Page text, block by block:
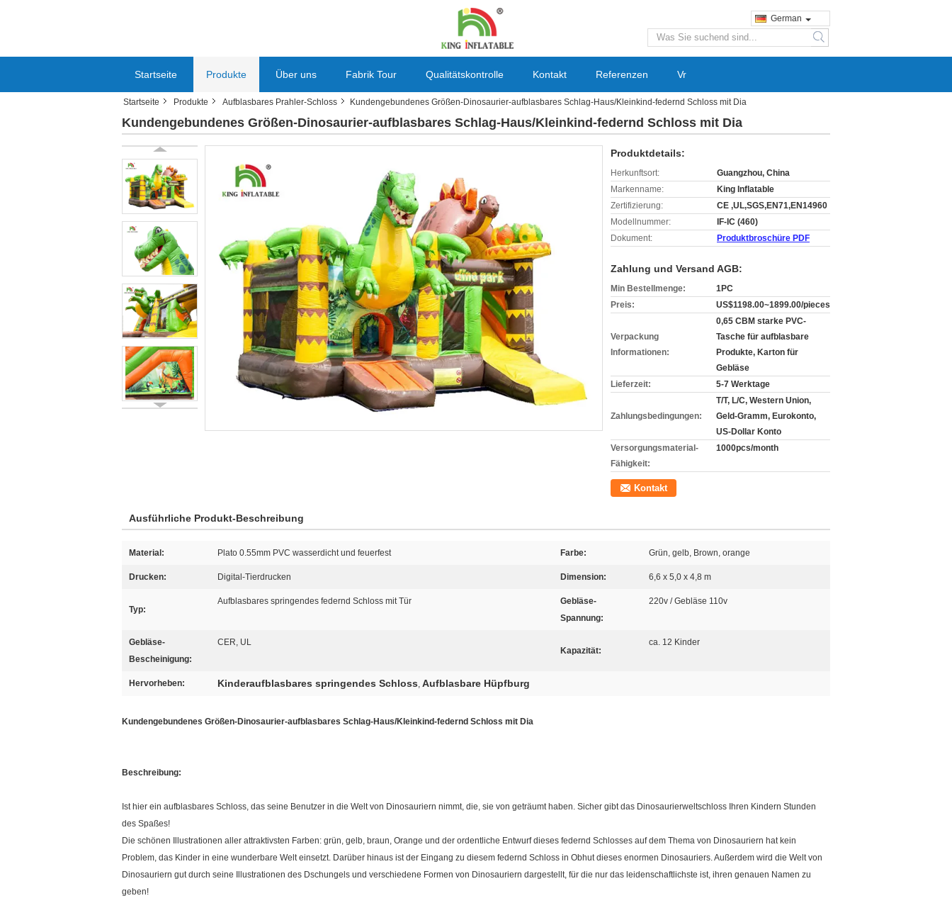
German
search
Startseite Produkte Über uns Fabrik Tour Qualitätskontrolle Kontakt Referenzen Vr
Startseite Produkte Aufblasbares Prahler-Schloss Kundengebundenes Größen-Dinosaurier-aufblasbares Schlag-Haus/Kleinkind-federnd Schloss mit Dia
Kundengebundenes Größen-Dinosaurier-aufblasbares Schlag-Haus/Kleinkind-federnd Schloss mit Dia
Produktdetails:
Herkunftsort:
Guangzhou, China
Markenname:
King Inflatable
Zertifizierung:
CE ,UL,SGS,EN71,EN14960
Modellnummer:
IF-IC (460)
Dokument:
Produktbroschüre PDF
Zahlung und Versand AGB:
Min Bestellmenge:
1PC
Preis:
US$1198.00~1899.00/pieces
Verpackung
Informationen:
0,65 CBM starke PVC-
Tasche für aufblasbare
Produkte, Karton für
Gebläse
Lieferzeit:
5-7 Werktage
Zahlungsbedingungen:
T/T, L/C, Western Union,
Geld-Gramm, Eurokonto,
US-Dollar Konto
Versorgungsmaterial-
Fähigkeit:
1000pcs/month
Kontakt
Ausführliche Produkt-Beschreibung
Material: Plato 0.55mm PVC wasserdicht und feuerfest Farbe: Grün, gelb, Brown, orange
Drucken: Digital-Tierdrucken Dimension: 6,6 x 5,0 x 4,8 m
Typ:
Aufblasbares springendes federnd Schloss mit Tür
Gebläse-
Spannung:
220v / Gebläse 110v
Gebläse-
Bescheinigung:
CER, UL
Kapazität:
ca. 12 Kinder
Hervorheben: Kinderaufblasbares springendes Schloss, Aufblasbare Hüpfburg
Kundengebundenes Größen-Dinosaurier-aufblasbares Schlag-Haus/Kleinkind-federnd Schloss mit Dia
Beschreibung:
Ist hier ein aufblasbares Schloss, das seine Benutzer in die Welt von Dinosauriern nimmt, die, sie von geträumt haben. Sicher gibt das Dinosaurierweltschloss Ihren Kindern Stunden
des Spaßes!
Die schönen Illustrationen aller attraktivsten Farben: grün, gelb, braun, Orange und der ordentliche Entwurf dieses federnd Schlosses auf dem Thema von Dinosauriern hat kein
Problem, das Kinder in eine wunderbare Welt einsetzt. Darüber hinaus ist der Eingang zu diesem federnd Schloss in Obhut dieses enormen Dinosauriers. Außerdem wird die Welt von
Dinosauriern gut durch seine Illustrationen des Dschungels und verschiedene Formen von Dinosauriern dargestellt, für die nur das leidenschaftlichste ist, ihren genauen Namen zu
geben!